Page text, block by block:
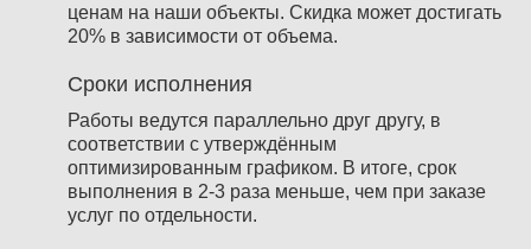
ценам на наши объекты. Скидка может достигать
20% в зависимости от объема.
Сроки исполнения
Работы ведутся параллельно друг другу, в
соответствии с утверждённым
оптимизированным графиком. В итоге, срок
выполнения в 2-3 раза меньше, чем при заказе
услуг по отдельности.